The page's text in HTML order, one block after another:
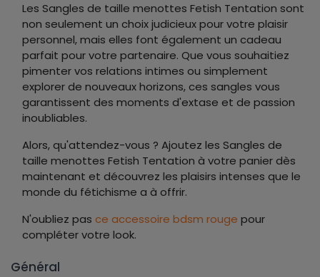
Les Sangles de taille menottes Fetish Tentation sont
non seulement un choix judicieux pour votre plaisir
personnel, mais elles font également un cadeau
parfait pour votre partenaire. Que vous souhaitiez
pimenter vos relations intimes ou simplement
explorer de nouveaux horizons, ces sangles vous
garantissent des moments d'extase et de passion
inoubliables.
Alors, qu'attendez-vous ? Ajoutez les Sangles de
taille menottes Fetish Tentation à votre panier dès
maintenant et découvrez les plaisirs intenses que le
monde du fétichisme a à offrir.
N'oubliez pas ce accessoire bdsm rouge pour
compléter votre look.
Général